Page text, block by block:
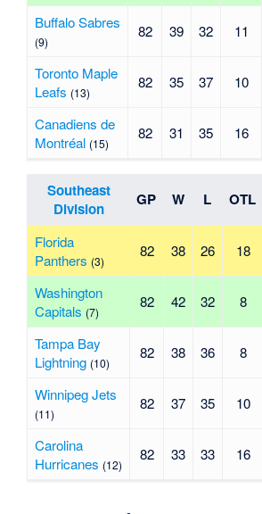
Buffalo Sabres
(9)
82 39 32 11
Toronto Maple
Leafs (13)
82 35 37 10
Canadiens de
Montréal (15)
82 31 35 16
Southeast
Division
GP W L OTL
Florida
Panthers (3)
82 38 26 18
Washington
Capitals (7)
82 42 32 8
Tampa Bay
Lightning (10)
82 38 36 8
Winnipeg Jets
(11)
82 37 35 10
Carolina
Hurricanes (12)
82 33 33 16